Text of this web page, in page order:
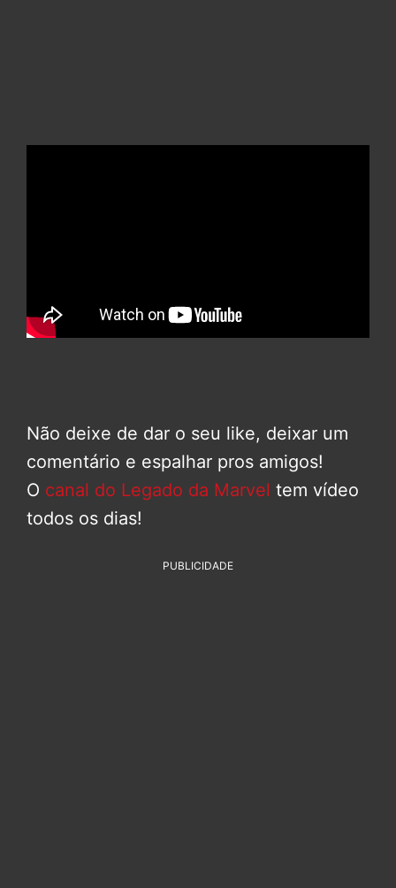
Não deixe de dar o seu like, deixar um
comentário e espalhar pros amigos!
O canal do Legado da Marvel tem vídeo
todos os dias!
PUBLICIDADE